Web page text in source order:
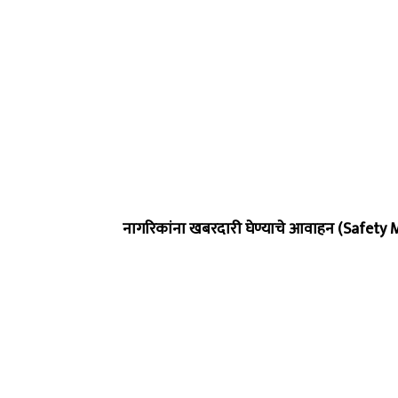
नागरिकांना खबरदारी घेण्याचे आवाहन (Safety